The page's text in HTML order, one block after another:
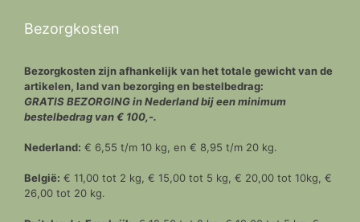
Bezorgkosten
Bezorgkosten zijn afhankelijk van het totale gewicht van de
artikelen, land van bezorging en bestelbedrag:
GRATIS BEZORGING in Nederland bij een minimum
bestelbedrag van € 100,-.
Nederland: € 6,55 t/m 10 kg, en € 8,95 t/m 20 kg.
België: € 11,00 tot 2 kg, € 15,00 tot 5 kg, € 20,00 tot 10kg, €
26,00 tot 20 kg.